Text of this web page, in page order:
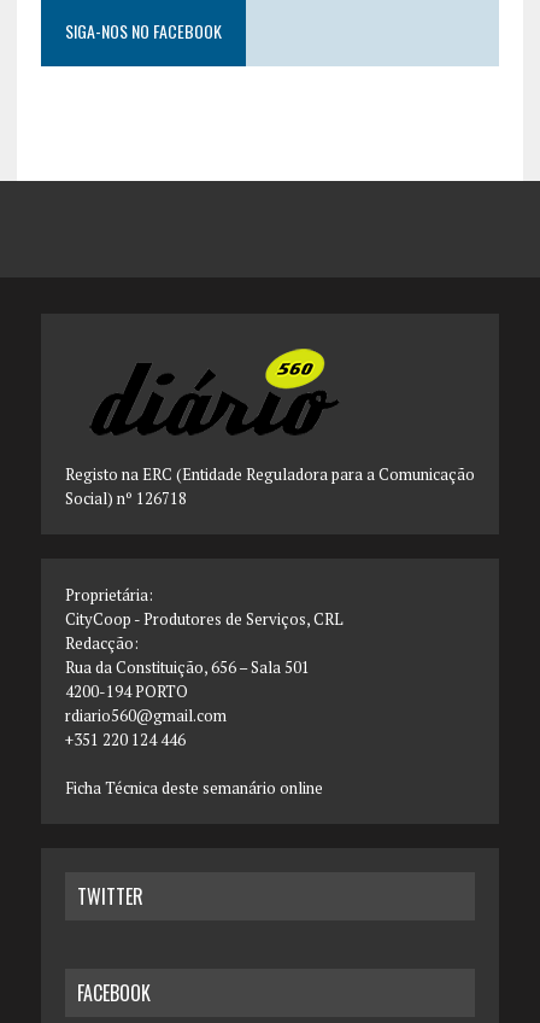
SIGA-NOS NO FACEBOOK
Registo na ERC (Entidade Reguladora para a Comunicação
Social) nº 126718
Proprietária:
CityCoop - Produtores de Serviços, CRL
Redacção:
Rua da Constituição, 656 – Sala 501
4200-194 PORTO
rdiario560@gmail.com
+351 220 124 446
Ficha Técnica deste semanário online
TWITTER
FACEBOOK